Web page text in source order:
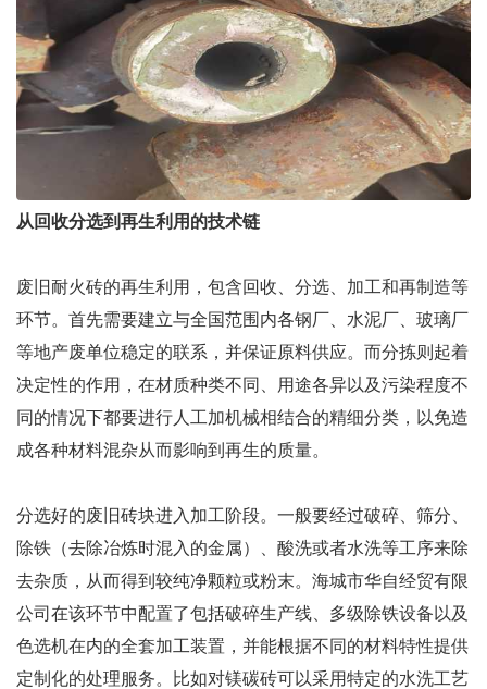
从回收分选到再生利用的技术链
废旧耐火砖的再生利用，包含回收、分选、加工和再制造等
环节。首先需要建立与全国范围内各钢厂、水泥厂、玻璃厂
等地产废单位稳定的联系，并保证原料供应。而分拣则起着
决定性的作用，在材质种类不同、用途各异以及污染程度不
同的情况下都要进行人工加机械相结合的精细分类，以免造
成各种材料混杂从而影响到再生的质量。
分选好的废旧砖块进入加工阶段。一般要经过破碎、筛分、
除铁（去除冶炼时混入的金属）、酸洗或者水洗等工序来除
去杂质，从而得到较纯净颗粒或粉末。海城市华自经贸有限
公司在该环节中配置了包括破碎生产线、多级除铁设备以及
色选机在内的全套加工装置，并能根据不同的材料特性提供
定制化的处理服务。比如对镁碳砖可以采用特定的水洗工艺